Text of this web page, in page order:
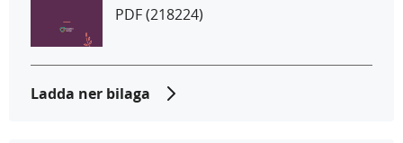
PDF(218224)
Ladda ner bilaga